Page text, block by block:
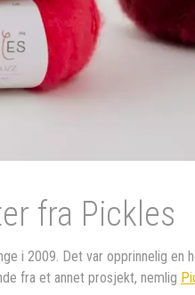
fra Pickles
i 2009. Det var opprinnelig
fra et annet prosjekt, nemlig